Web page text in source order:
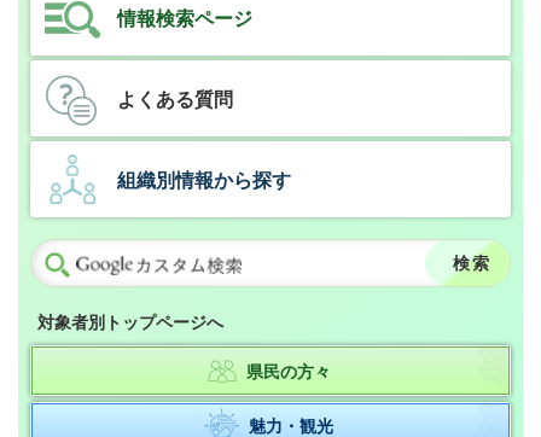
情報検索ページ
よくある質問
組織別情報から探す
対象者別トップページへ
県民の方々
魅力・観光